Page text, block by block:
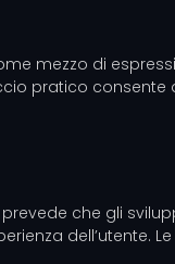
mezzo di
pratico
che gli